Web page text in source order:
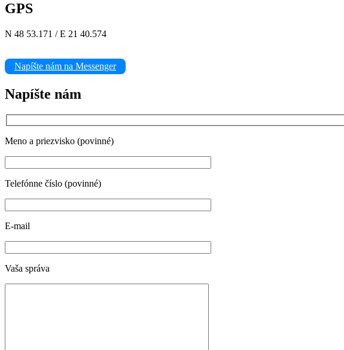
GPS
N 48 53.171 / E 21 40.574
Napíšte nám na Messenger
Napíšte nám
Meno a priezvisko (povinné)
Telefónne číslo (povinné)
E-mail
Vaša správa